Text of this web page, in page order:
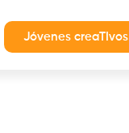
Jóvenes creaTIvos